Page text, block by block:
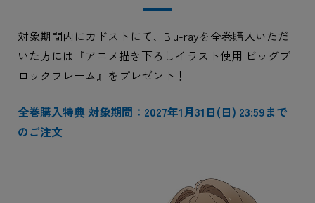
対象期間内にカドストにて、Blu-rayを全巻購入いただ
いた方には『アニメ描き下ろしイラスト使用 ビッグブ
ロックフレーム』をプレゼント！
全巻購入特典 対象期間：2027年1月31日(日) 23:59まで
のご注文